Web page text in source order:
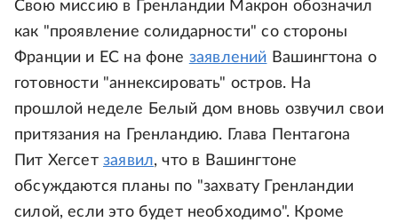
Свою миссию в Гренландии Макрон обозначил
как "проявление солидарности" со стороны
Франции и ЕС на фоне заявлений Вашингтона о
готовности "аннексировать" остров. На
прошлой неделе Белый дом вновь озвучил свои
притязания на Гренландию. Глава Пентагона
Пит Хегсет заявил, что в Вашингтоне
обсуждаются планы по "захвату Гренландии
силой, если это будет необходимо". Кроме